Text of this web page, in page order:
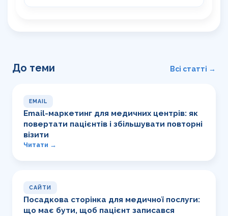
До теми Всі статті →
EMAIL
Email-маркетинг для медичних центрів: як
повертати пацієнтів і збільшувати повторні
візити
Читати →
САЙТИ
Посадкова сторінка для медичної послуги:
що має бути, щоб пацієнт записався